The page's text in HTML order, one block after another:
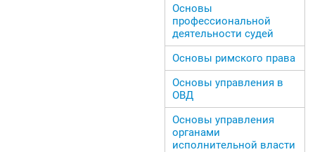
Основы
профессиональной
деятельности судей
Основы римского права
Основы управления в
ОВД
Основы управления
органами
исполнительной власти